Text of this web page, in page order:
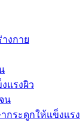
งกาย
แรงผิว
น
กระดูกให้แข็งแรง